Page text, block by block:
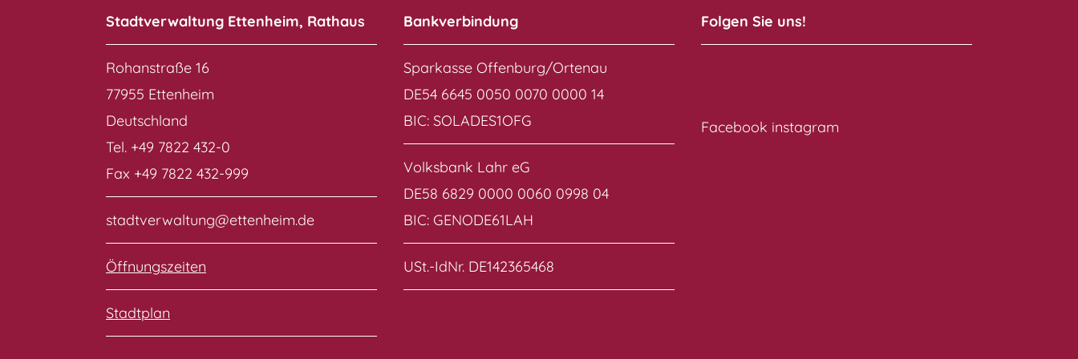
Stadtverwaltung Ettenheim, Rathaus
Rohanstraße 16
77955 Ettenheim
Deutschland
Tel. +49 7822 432-0
Fax +49 7822 432-999
stadtverwaltung@ettenheim.de
Öffnungszeiten
Stadtplan
Bankverbindung
Sparkasse Offenburg/Ortenau
DE54 6645 0050 0070 0000 14
BIC: SOLADES1OFG
Volksbank Lahr eG
DE58 6829 0000 0060 0998 04
BIC: GENODE61LAH
USt.-IdNr. DE142365468
Folgen Sie uns!
Facebook instagram